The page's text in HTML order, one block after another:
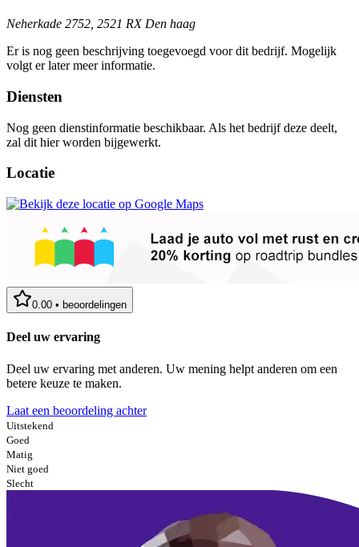
Neherkade 2752, 2521 RX Den haag
Er is nog geen beschrijving toegevoegd voor dit bedrijf. Mogelijk
volgt er later meer informatie.
Diensten
Nog geen dienstinformatie beschikbaar. Als het bedrijf deze deelt,
zal dit hier worden bijgewerkt.
Locatie
0.00 • beoordelingen
Deel uw ervaring
Deel uw ervaring met anderen. Uw mening helpt anderen om een
betere keuze te maken.
Laat een beoordeling achter
Uitstekend
Goed
Matig
Niet goed
Slecht